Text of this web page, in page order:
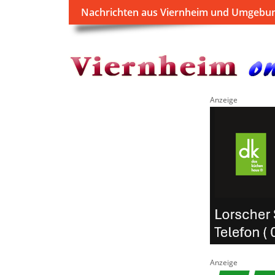
Nachrichten aus Viernheim und
Anzeige
Anzeige